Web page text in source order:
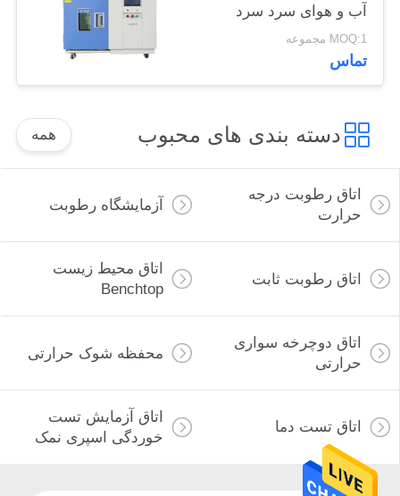
آب و هوای سرد سرد
MOQ:1 مجموعه
تماس
دسته بندی های محبوب همه
اتاق رطوبت درجه
حرارت
آزمایشگاه رطوبت
اتاق رطوبت ثابت
اتاق محیط زیست
Benchtop
اتاق دوچرخه سواری
حرارتی
محفظه شوک حرارتی
اتاق تست دما
اتاق آزمایش تست
خوردگی اسپری نمک